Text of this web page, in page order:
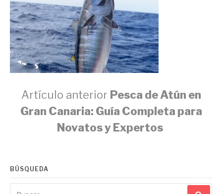
Seguir
leyendo
Artículo anterior Pesca de Atún en
Gran Canaria: Guía Completa para
Novatos y Expertos
BÚSQUEDA